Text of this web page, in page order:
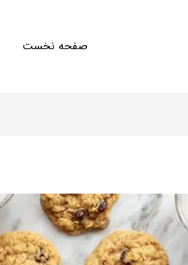
صفحه نخست